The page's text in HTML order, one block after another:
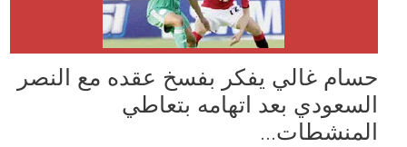
حسام غالي يفكر بفسخ عقده مع النصر
السعودي بعد اتهامه بتعاطي
المنشطات...